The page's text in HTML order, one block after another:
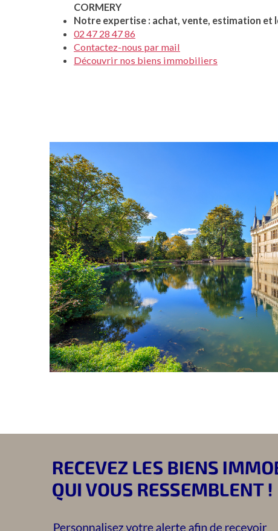
CORMERY
Notre expertise : achat, vente, estimation et
02 47 28 47 86
Contactez-nous par mail
Découvrir nos biens immobiliers